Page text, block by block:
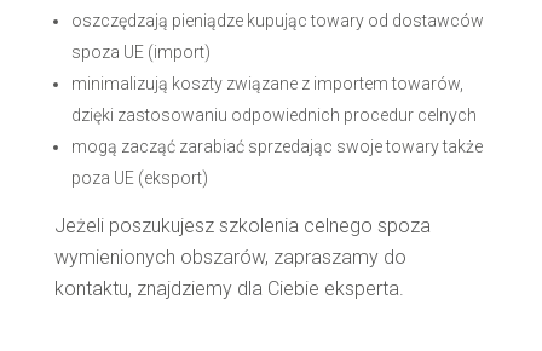
oszczędzają pieniądze kupując towary od dostawców
spoza UE (import)
minimalizują koszty związane z importem towarów,
dzięki zastosowaniu odpowiednich procedur celnych
mogą zacząć zarabiać sprzedając swoje towary także
poza UE (eksport)
Jeżeli poszukujesz szkolenia celnego spoza
wymienionych obszarów, zapraszamy do
kontaktu, znajdziemy dla Ciebie eksperta.